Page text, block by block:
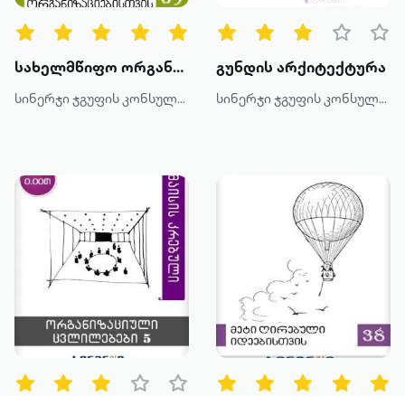
სახელმწიფო ორგანიზაციებისთვის
სინერჯი ჯგუფის კონსულტანტები
გუნდის არქიტექტურა
სინერჯი ჯგუფის კონსულტანტები